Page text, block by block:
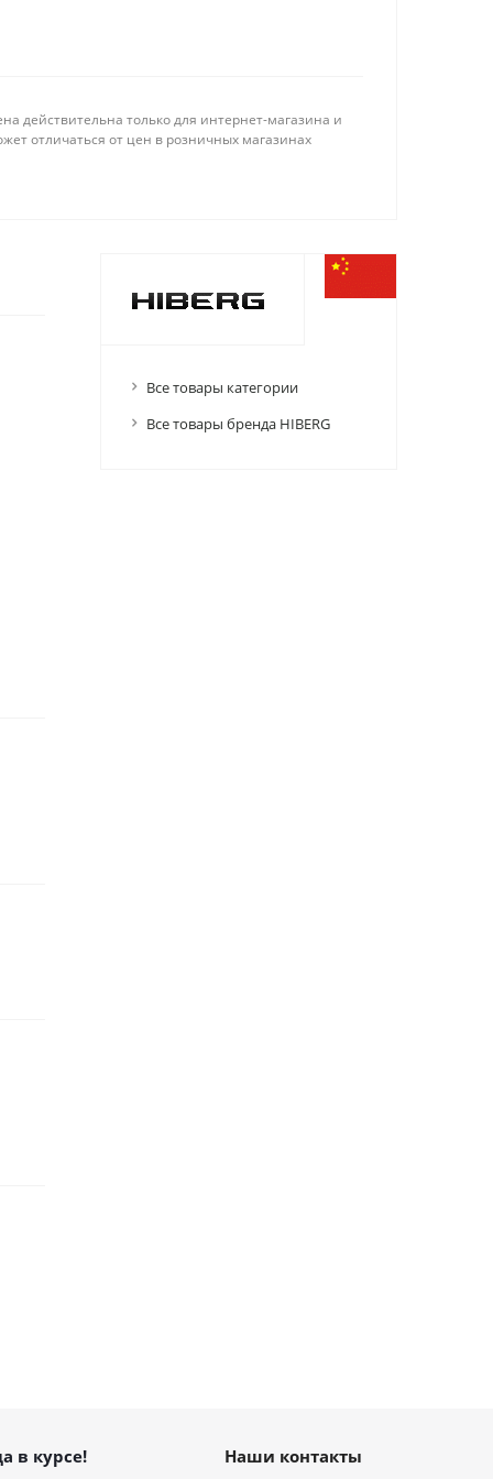
действительна только для интернет-магазина и
отличаться от цен в розничных магазинах
Все товары категории
Все товары бренда HIBERG
в курсе! Наши контакты